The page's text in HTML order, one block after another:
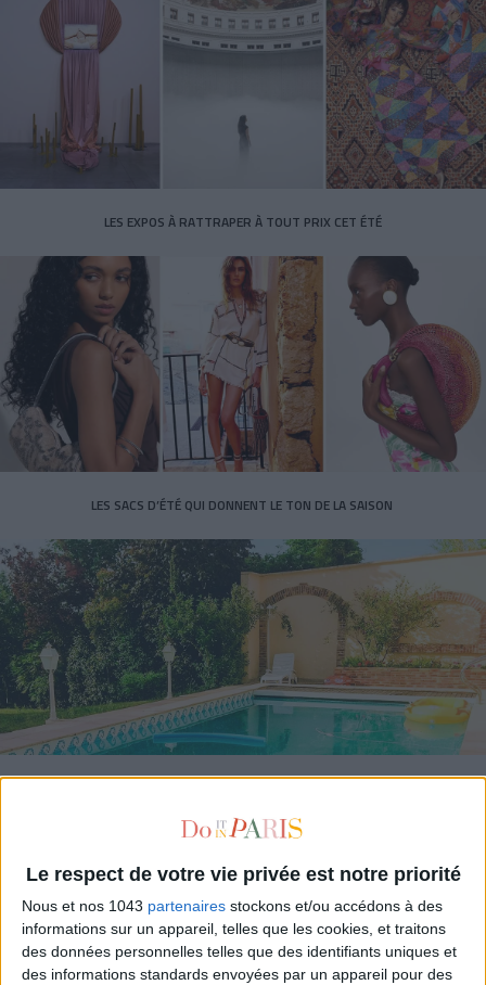
Le respect de votre vie privée est notre priorité
Nous et nos 1043 partenaires stockons et/ou accédons à des
informations sur un appareil, telles que les cookies, et traitons
des données personnelles telles que des identifiants uniques et
des informations standards envoyées par un appareil pour des
LES EXPOS À RATTRAPER À TOUT PRIX CET ÉTÉ
LES SACS D’ÉTÉ QUI DONNENT LE TON DE LA SAISON